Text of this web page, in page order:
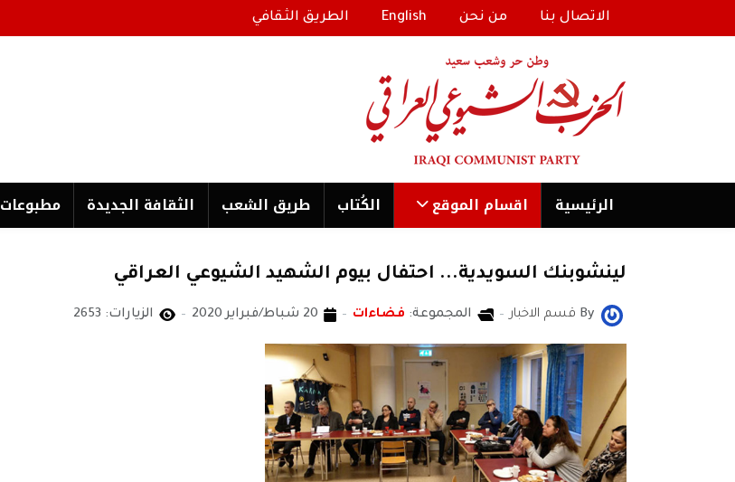
الاتصال بنا من نحن English الطريق الثقافي
الرئیسية اقسام الموقع الكُتاب طریق الشعب الثقافة الجدیدة مطبوعات
لينشوبنك السويدية... احتفال بيوم الشهيد الشيوعي العراقي
By قسم الاخبار المجموعة: فضاءات 20 شباط/فبراير 2020 الزيارات: 2653